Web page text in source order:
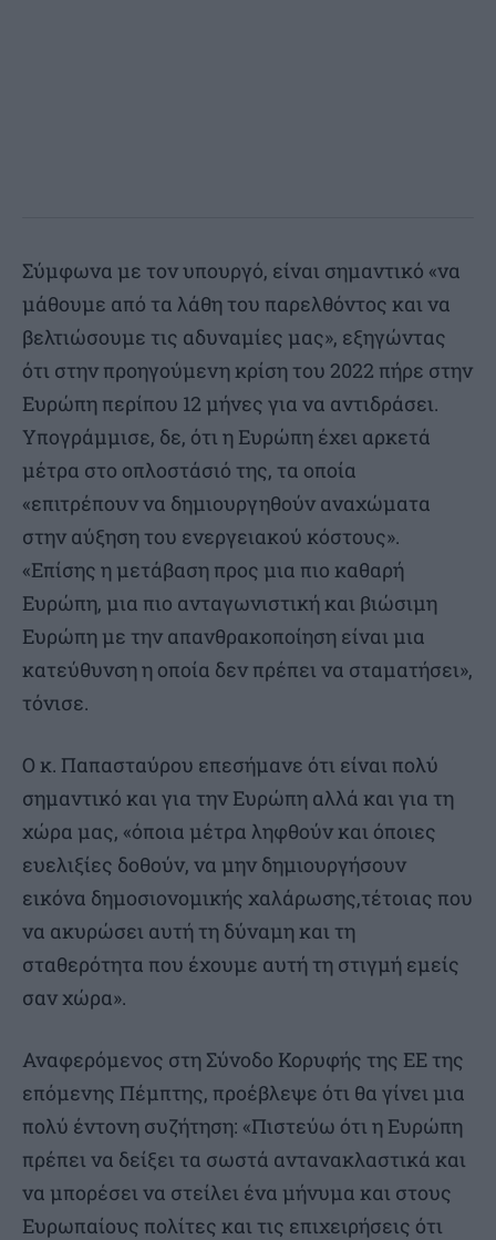
Σύμφωνα με τον υπουργό, είναι σημαντικό «να
μάθουμε από τα λάθη του παρελθόντος και να
βελτιώσουμε τις αδυναμίες μας», εξηγώντας
ότι στην προηγούμενη κρίση του 2022 πήρε στην
Ευρώπη περίπου 12 μήνες για να αντιδράσει.
Υπογράμμισε, δε, ότι η Ευρώπη έχει αρκετά
μέτρα στο οπλοστάσιό της, τα οποία
«επιτρέπουν να δημιουργηθούν αναχώματα
στην αύξηση του ενεργειακού κόστους».
«Επίσης η μετάβαση προς μια πιο καθαρή
Ευρώπη, μια πιο ανταγωνιστική και βιώσιμη
Ευρώπη με την απανθρακοποίηση είναι μια
κατεύθυνση η οποία δεν πρέπει να σταματήσει»,
τόνισε.
Ο κ. Παπασταύρου επεσήμανε ότι είναι πολύ
σημαντικό και για την Ευρώπη αλλά και για τη
χώρα μας, «όποια μέτρα ληφθούν και όποιες
ευελιξίες δοθούν, να μην δημιουργήσουν
εικόνα δημοσιονομικής χαλάρωσης,τέτοιας που
να ακυρώσει αυτή τη δύναμη και τη
σταθερότητα που έχουμε αυτή τη στιγμή εμείς
σαν χώρα».
Αναφερόμενος στη Σύνοδο Κορυφής της ΕΕ της
επόμενης Πέμπτης, προέβλεψε ότι θα γίνει μια
πολύ έντονη συζήτηση: «Πιστεύω ότι η Ευρώπη
πρέπει να δείξει τα σωστά αντανακλαστικά και
να μπορέσει να στείλει ένα μήνυμα και στους
Ευρωπαίους πολίτες και τις επιχειρήσεις ότι